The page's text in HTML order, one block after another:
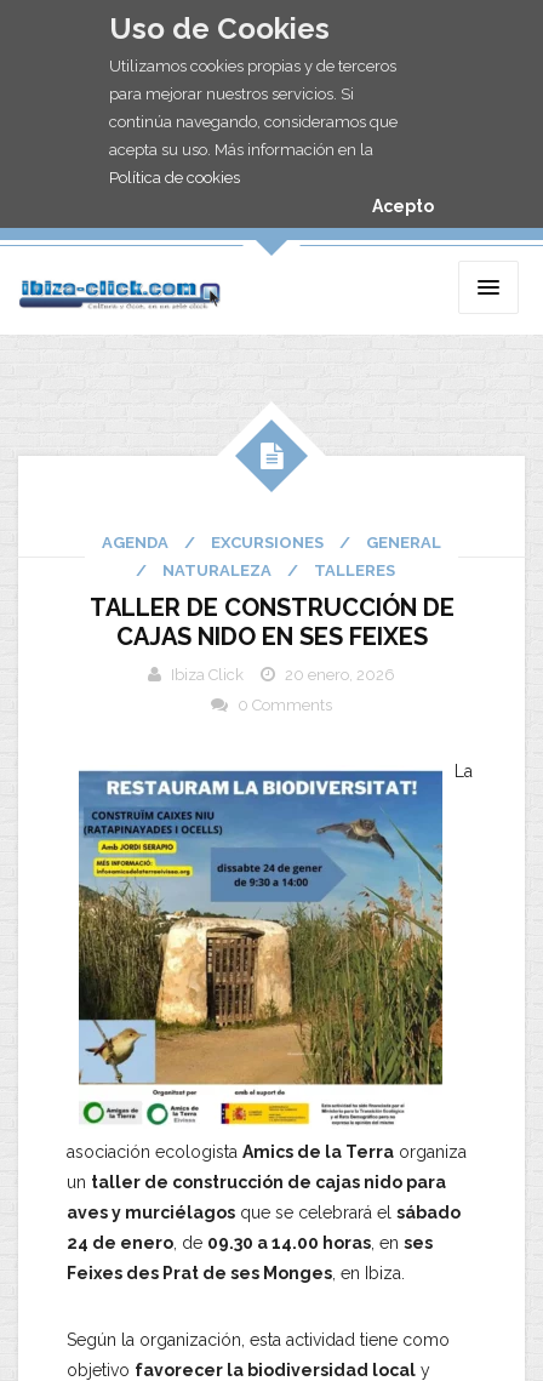
Uso de Cookies
Utilizamos cookies propias y de terceros
para mejorar nuestros servicios. Si
continúa navegando, consideramos que
acepta su uso. Más información en la
Política de cookies
Acepto
AGENDA / EXCURSIONES /
GENERAL
/
NATURALEZA / TALLERES
TALLER DE CONSTRUCCIÓN DE
CAJAS NIDO EN SES FEIXES
Ibiza Click
20 enero, 2026
0 Comments
La
asociación ecologista Amics de la Terra organiza
un taller de construcción de cajas nido para
aves y murciélagos que se celebrará el sábado
24 de enero , de 09.30 a 14.00 horas , en ses
Feixes des Prat de ses Monges , en Ibiza.
Según la organización, esta actividad tiene como
objetivo favorecer la biodiversidad local y